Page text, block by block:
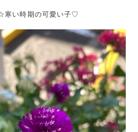
寒い時期の可愛い子♡